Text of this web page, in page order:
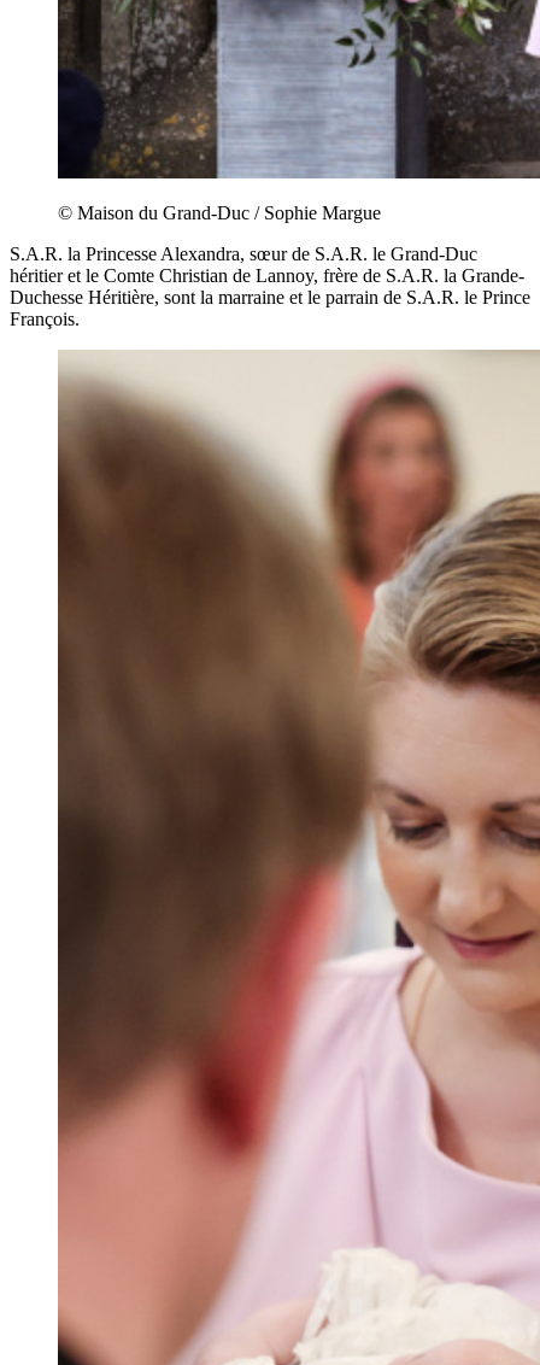
© Maison du Grand-Duc / Sophie Margue
S.A.R. la Princesse Alexandra, sœur de S.A.R. le Grand-Duc
héritier et le Comte Christian de Lannoy, frère de S.A.R. la Grande-
Duchesse Héritière, sont la marraine et le parrain de S.A.R. le Prince
François.